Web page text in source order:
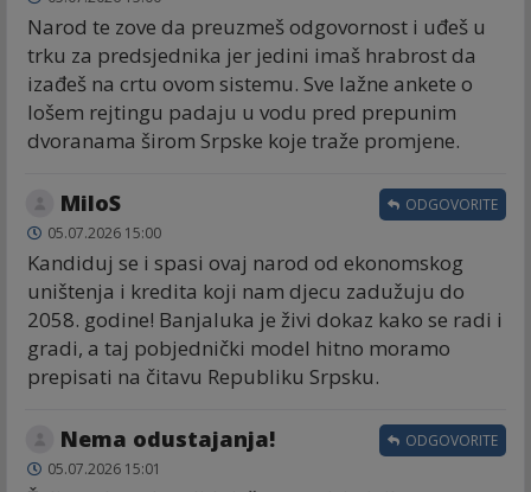
Narod te zove da preuzmeš odgovornost i uđeš u
trku za predsjednika jer jedini imaš hrabrost da
izađeš na crtu ovom sistemu. Sve lažne ankete o
lošem rejtingu padaju u vodu pred prepunim
dvoranama širom Srpske koje traže promjene.
MiloS
05.07.2026 15:00
Kandiduj se i spasi ovaj narod od ekonomskog
uništenja i kredita koji nam djecu zadužuju do
2058. godine! Banjaluka je živi dokaz kako se radi i
gradi, a taj pobjednički model hitno moramo
prepisati na čitavu Republiku Srpsku.
ODGOVORITE
Nema odustajanja!
05.07.2026 15:01
ODGOVORITE